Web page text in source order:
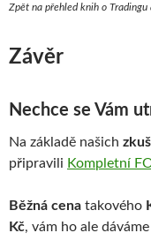
Zpět na přehled knih o Tradingu
Závěr
Nechce se Vám
Na základě našich
připravili Kompletní
Běžná cena takového
Kč, vám ho ale dáváme